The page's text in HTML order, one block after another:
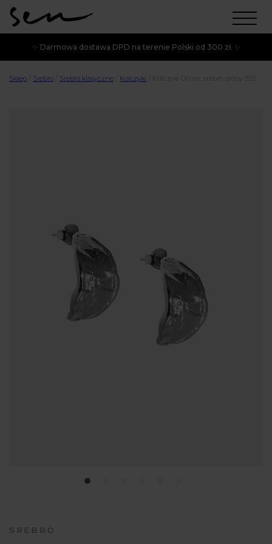
✨ Darmowa dostawa DPD na terenie Polski od 300 zł. ✨
Sklep Srebro Srebro klasyczne Kolczyki Kolczyki Olimp, srebro próby 925
SREBRO